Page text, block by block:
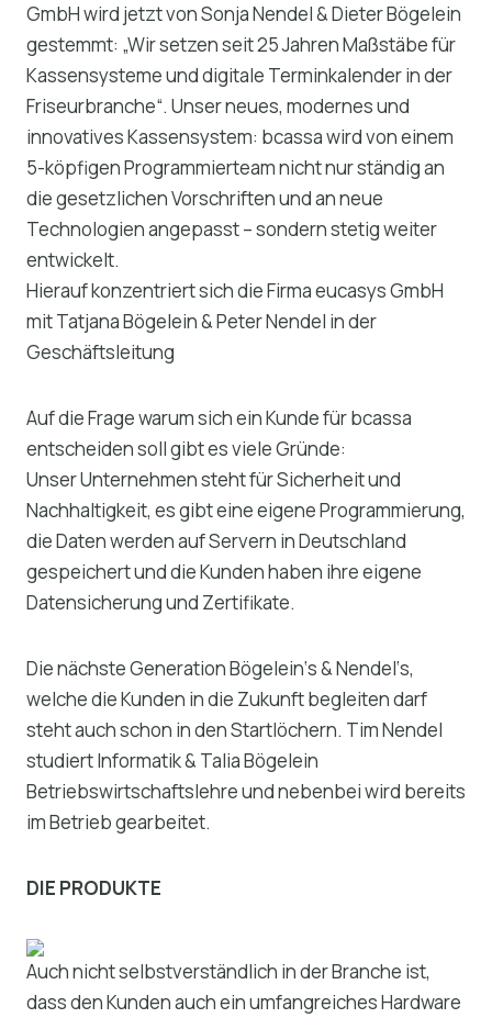
GmbH wird jetzt von Sonja Nendel & Dieter Bögelein
gestemmt: „Wir setzen seit 25 Jahren Maßstäbe für
Kassensysteme und digitale Terminkalender in der
Friseurbranche“. Unser neues, modernes und
innovatives Kassensystem: bcassa wird von einem
5-köpfigen Programmierteam nicht nur ständig an
die gesetzlichen Vorschriften und an neue
Technologien angepasst – sondern stetig weiter
entwickelt.
Hierauf konzentriert sich die Firma eucasys GmbH
mit Tatjana Bögelein & Peter Nendel in der
Geschäftsleitung
Auf die Frage warum sich ein Kunde für bcassa
entscheiden soll gibt es viele Gründe:
Unser Unternehmen steht für Sicherheit und
Nachhaltigkeit, es gibt eine eigene Programmierung,
die Daten werden auf Servern in Deutschland
gespeichert und die Kunden haben ihre eigene
Datensicherung und Zertifikate.
Die nächste Generation Bögelein‘s & Nendel‘s,
welche die Kunden in die Zukunft begleiten darf
steht auch schon in den Startlöchern. Tim Nendel
studiert Informatik & Talia Bögelein
Betriebswirtschaftslehre und nebenbei wird bereits
im Betrieb gearbeitet.
DIE PRODUKTE
Auch nicht selbstverständlich in der Branche ist,
dass den Kunden auch ein umfangreiches Hardware